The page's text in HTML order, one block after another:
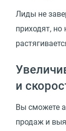
Лиды не
приходят, но
и
Вы сможете
продаж и